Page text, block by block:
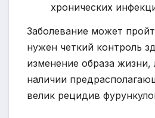
хронических
Заболевание может
нужен четкий контроль
изменение образа жизни,
наличии
велик рецидив